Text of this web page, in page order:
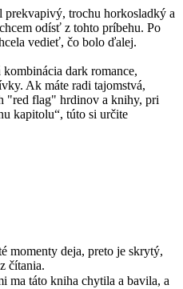
prekvapivý, trochu horkosladký a
odísť z tohto príbehu. Po
vedieť, čo bolo ďalej.
dark romance,
Ak máte radi tajomstvá,
"red flag" hrdinov a knihy, pri
kapitolu“, túto si určite
momenty deja, preto je skrytý,
čítania.
ma táto kniha chytila a bavila, a